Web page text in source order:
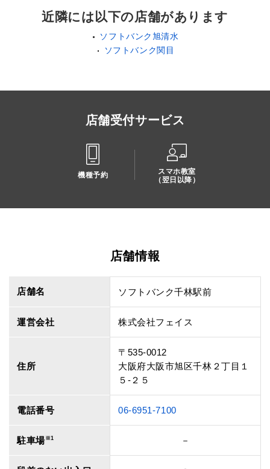
近隣には以下の店舗があります
ソフトバンク旭清水
ソフトバンク関目
店舗受付サービス
機種予約
スマホ教室
（翌日以降）
店舗情報
店舗名 ソフトバンク千林駅前
運営会社 株式会社フェイス
住所
〒535-0012
大阪府大阪市旭区千林２丁目１
５‐２５
電話番号 06-6951-7100
駐車場※1 －